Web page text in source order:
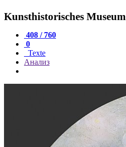
Kunsthistorisches Museum
408 / 760
0
Texte
Анализ